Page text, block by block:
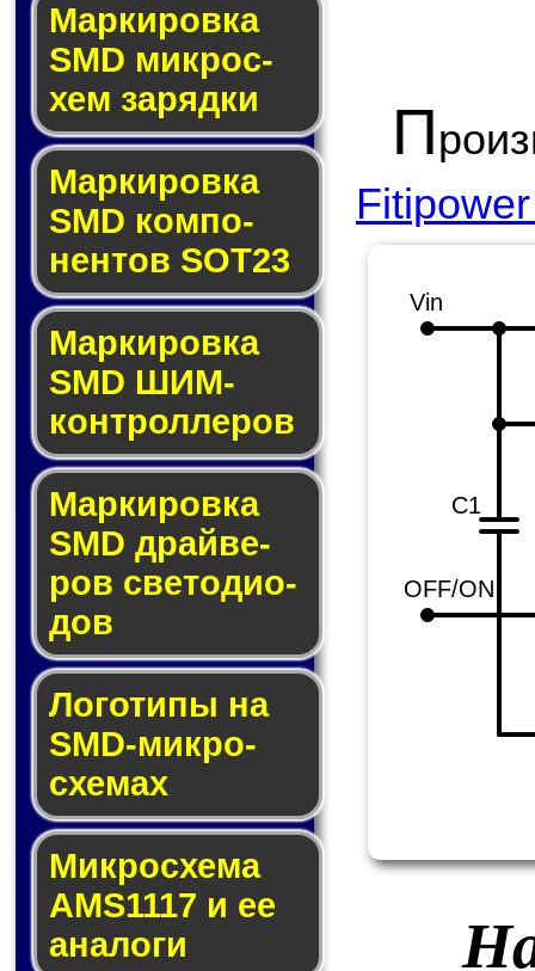
Маркировка
SMD мик­рос­
хем за­ряд­ки
Маркировка
SMD ком­по­
нен­тов SOT23
Маркировка
SMD ШИМ-
кон­трол­ле­ров
Маркировка
SMD драй­ве­
ров све­то­ди­о­
дов
Логотипы на
SMD-мик­ро­
схе­мах
Микросхема
AMS1117 и ее
ана­ло­ги
П
Vin
C1
OFF/ON